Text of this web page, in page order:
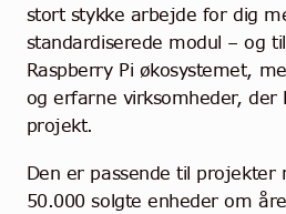
stort stykke arbejde for dig
standardiserede modul – og
Raspberry Pi økosystemet,
og erfarne virksomheder,
projekt.
Den er passende til projekter
50.000 solgte enheder om